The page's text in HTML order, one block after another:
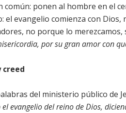
ponen al hombre en el
evangelio comienza con Dios,
no porque lo merezcamos,
por su gran amor con
creed
del ministerio público de
evangelio del reino de Dios,